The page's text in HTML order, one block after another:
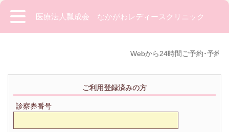
医療法人瓢成会 なかがわレディースクリニック
Webから24時間ご予約･予約変
ご利用登録済みの方
診察券番号